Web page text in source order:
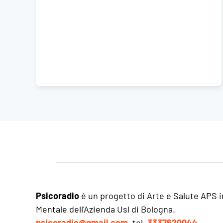
Psicoradio è un progetto di Arte e Salute APS
Mentale dell'Azienda Usl di Bologna.